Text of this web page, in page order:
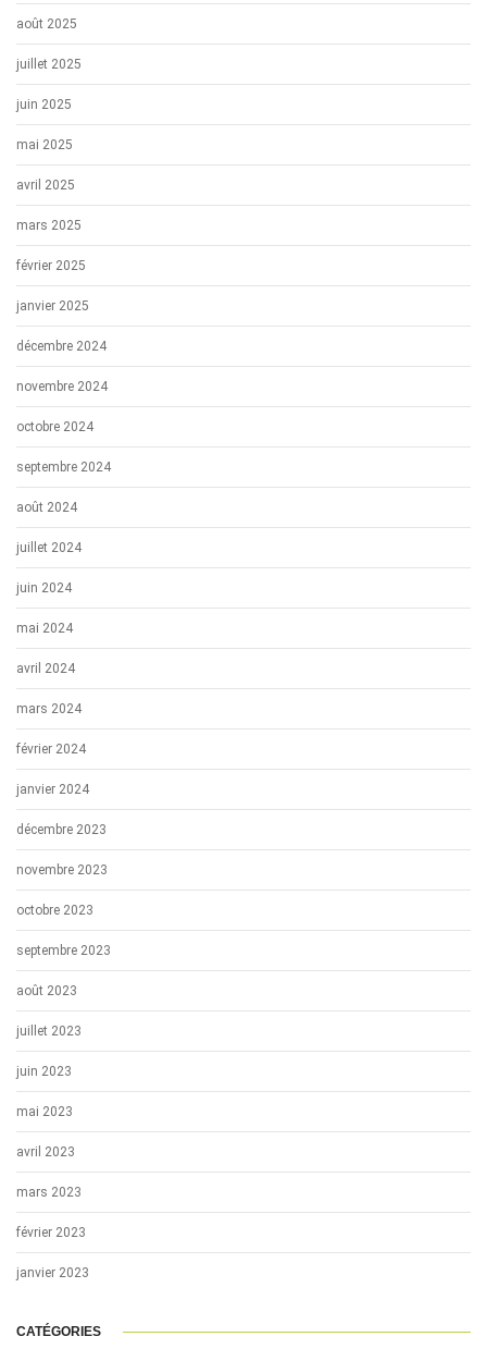
août 2025
juillet 2025
juin 2025
mai 2025
avril 2025
mars 2025
février 2025
janvier 2025
décembre 2024
novembre 2024
octobre 2024
septembre 2024
août 2024
juillet 2024
juin 2024
mai 2024
avril 2024
mars 2024
février 2024
janvier 2024
décembre 2023
novembre 2023
octobre 2023
septembre 2023
août 2023
juillet 2023
juin 2023
mai 2023
avril 2023
mars 2023
février 2023
janvier 2023
CATÉGORIES